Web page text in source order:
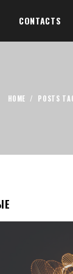
CONTACTS
HOME / POSTS